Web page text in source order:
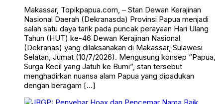
Makassar, Topikpapua.com, – Stan Dewan Kerajinan
Nasional Daerah (Dekranasda) Provinsi Papua menjadi
salah satu daya tarik pada puncak perayaan Hari Ulang
Tahun (HUT) ke-46 Dewan Kerajinan Nasional
(Dekranas) yang dilaksanakan di Makassar, Sulawesi
Selatan, Jumat (10/7/2026). Mengusung konsep “Papua,
Surga Kecil yang Jatuh ke Bumi”, stan tersebut
menghadirkan nuansa alam Papua yang dipadukan
dengan beragam […]